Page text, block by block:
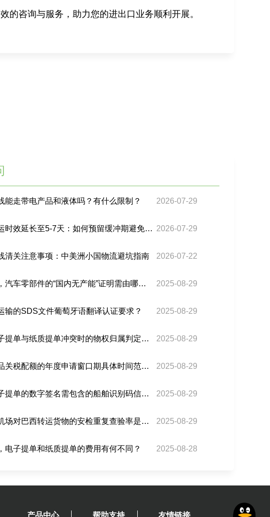
的咨询与服务，助力您的进出口业务顺利开展。
能走带电产品和液体吗？有什么限制？ 2026-07-29
巴西双清海运时效延长至5-7天：如何预留缓冲期避免客诉？ 2026-07-29
清关注意事项：中美洲小国物流避坑指南 2026-07-22
巴西关税中，汽车零部件的“国内无产能”证明需由哪个政府部门出具？ 2025-08-29
输的SDS文件葡萄牙语翻译认证要求？ 2025-08-29
巴西海运电子提单与纸质提单冲突时的物权归属判定依据？ 2025-08-29
巴西钢铝产品关税配额的年度申请窗口期具体时间范围？ 2025-08-29
巴西海运电子提单的数字签名需包含的船舶识别码信息？ 2025-08-29
瓜达拉哈拉机场对巴西转运货物的安检重复查验率是多少？ 2025-08-29
电子提单和纸质提单的费用有何不同？ 2025-08-28